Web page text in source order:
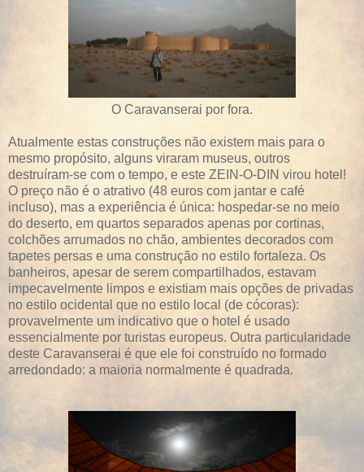
O Caravanserai por fora.
Atualmente estas construções não existem mais para o
mesmo propósito, alguns viraram museus, outros
destruíram-se com o tempo, e este ZEIN-O-DIN virou hotel!
O preço não é o atrativo (48 euros com jantar e café
incluso), mas a experiência é única: hospedar-se no meio
do deserto, em quartos separados apenas por cortinas,
colchões arrumados no chão, ambientes decorados com
tapetes persas e uma construção no estilo fortaleza. Os
banheiros, apesar de serem compartilhados, estavam
impecavelmente limpos e existiam mais opções de privadas
no estilo ocidental que no estilo local (de cócoras):
provavelmente um indicativo que o hotel é usado
essencialmente por turistas europeus. Outra particularidade
deste Caravanserai é que ele foi construído no formado
arredondado: a maioria normalmente é quadrada.